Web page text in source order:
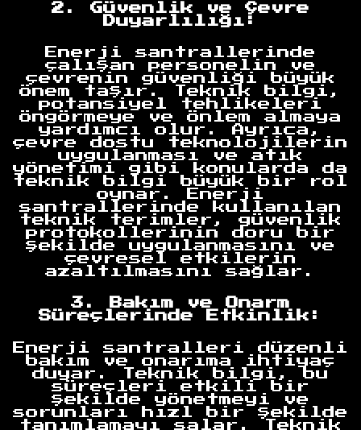
2. Güvenlik ve Çevre
Duyarlılığı:
Enerji santrallerinde
çalışan personelin ve
çevrenin güvenliği büyük
önem taşır. Teknik bilgi,
potansiyel tehlikeleri
öngörmeye ve önlem almaya
yardımcı olur. Ayrıca,
çevre dostu teknolojilerin
uygulanması ve atık
yönetimi gibi konularda da
teknik bilgi büyük bir rol
oynar. Enerji
santrallerinde kullanılan
teknik terimler, güvenlik
protokollerinin doru bir
şekilde uygulanmasını ve
çevresel etkilerin
azaltılmasını sağlar.
3. Bakım ve Onarm
Süreçlerinde Etkinlik:
Enerji santralleri düzenli
bakım ve onarıma ihtiyaç
duyar. Teknik bilgi, bu
süreçleri etkili bir
şekilde yönetmeyi ve
sorunları hızl bir şekilde
tanımlamayı salar. Teknik